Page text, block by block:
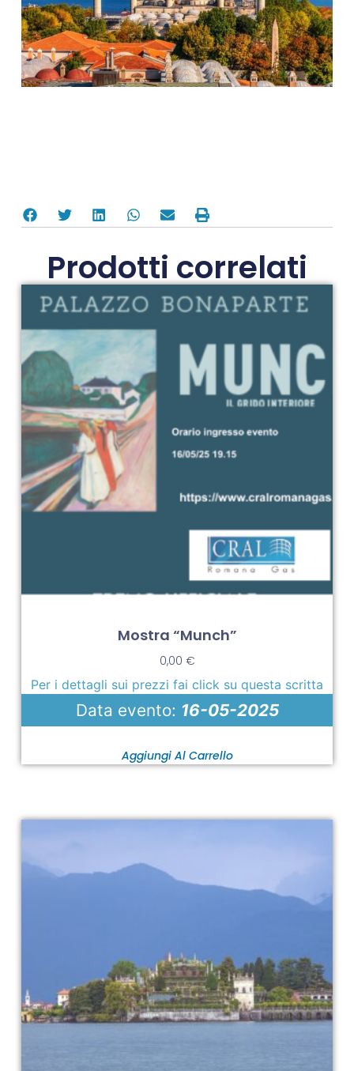
Prodotti correlati
Mostra “Munch”
0,00 €
Per i dettagli sui prezzi fai click su questa scritta
Data evento: 16-05-2025
Aggiungi Al Carrello